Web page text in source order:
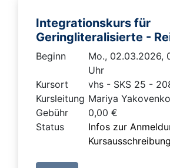
Integrationskurs für
Geringliteralisierte -
Beginn
Mo., 02.03.2026,
Uhr
Kursort
vhs - SKS 25 -
Kursleitung Mariya Yakovenko
Gebühr
0,00 €
Status
Infos zur
Kursausschreibung